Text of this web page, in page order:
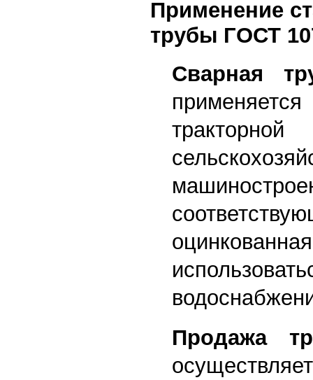
Применение
трубы ГОСТ
Сварная
Продажа